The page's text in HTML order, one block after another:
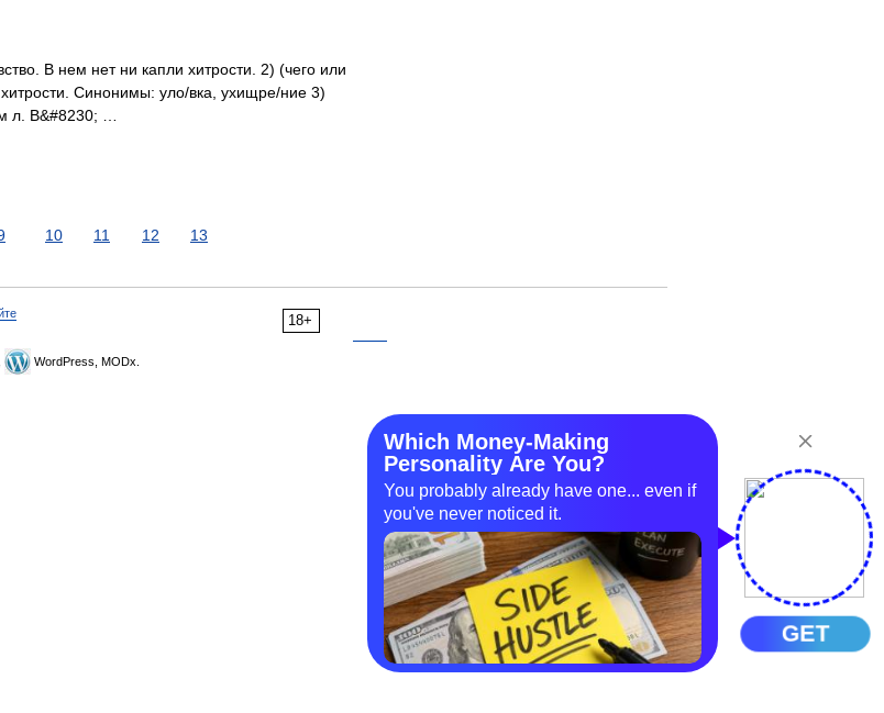
В нем нет ни капли хитрости. 2) (чего или
Синонимы: уло/вка, ухищре/ние 3)
л. В&#8230; …
10 11 12 13
18+
WordPress, MODx.